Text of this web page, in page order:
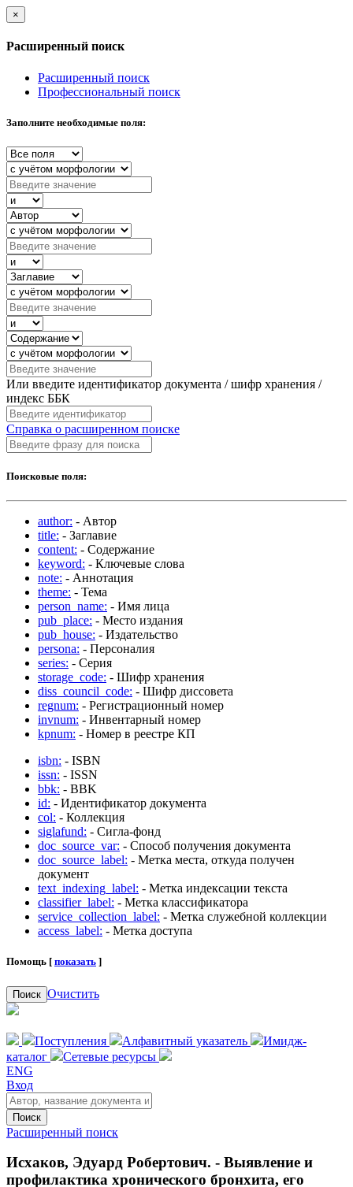
×
Расширенный поиск
Расширенный поиск
Профессиональный поиск
Заполните необходимые поля:
Или введите идентификатор документа / шифр хранения /
индекс ББК
Справка о расширенном поиске
Поисковые поля:
author: - Автор
title: - Заглавие
content: - Содержание
keyword: - Ключевые слова
note: - Аннотация
theme: - Тема
person_name: - Имя лица
pub_place: - Место издания
pub_house: - Издательство
persona: - Персоналия
series: - Серия
storage_code: - Шифр хранения
diss_council_code: - Шифр диссовета
regnum: - Регистрационный номер
invnum: - Инвентарный номер
kpnum: - Номер в реестре КП
isbn: - ISBN
issn: - ISSN
bbk: - BBK
id: - Идентификатор документа
col: - Коллекция
siglafund: - Сигла-фонд
doc_source_var: - Способ получения документа
doc_source_label: - Метка места, откуда получен
документ
text_indexing_label: - Метка индексации текста
classifier_label: - Метка классификатора
service_collection_label: - Метка служебной коллекции
access_label: - Метка доступа
Помощь [ показать ]
Поиск Очистить
Поступления Алфавитный указатель
Имидж-
каталог
Сетевые ресурсы
ENG
Вход
Поиск
Расширенный поиск
Исхаков, Эдуард Робертович. - Выявление и
профилактика хронического бронхита, его